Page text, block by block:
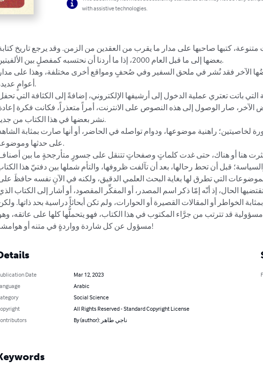
with assistive technologies.
كتبها صاحبها على مدار ما يقرب من العقدين من الزمن. وقد يرجع تاريخ
بعضها إلى ما قبل العام 2000، إذا ما أردنا أن نحتسبه كمفصلٍ بين
الآخر فقد نُشر في ملحق السفير وفي صُحفٍ ومواقع أخرى مختلفة، وهذا على مدار
أعوامٍ
باتت تعتري عملية الدخول إلى أرشيفها الإلكتروني، إضافةً إلى الكثافة التي
الآخر، صار الوصول إلى هذه النصوص على الانترنت، أمراً متعذراً، فكانت فكرة
نشر بعضها في هذا الكتاب من
راهنية موضوعها، ودوام تواصله في الحاضر، أو أنها صارت بمثابة
على حدثها
هنا أو هناك، حتى غدت كلماتٍ وصفحاتٍ تتنقل على جسورٍ متأرجحةٍ ما بين
قبل أن تحط رحالها، بعد أن تآلفت ظروفها، والتأم شملها بين دفتيّ هذا
التي تطرق لها بغاية البحث العلمي الدقيق، ولكنه في الآنِ نفسه حافظَ
الحال، إذ أنّه إمّا ذكر اسم المصدر، أو المفكِّر المقصود، أو أشار إلى الكتاب
الخواطر أو المقالات القصيرة أو الحوارات، ولم تكن أبحاثاً دراسية بحد ذاتها.
قد تترتب من جرَّاء المكتوب في هذا الكتاب، فهو يتحملُّها كلها على عاتقه،
مسؤول عن كل شاردة وواردةٍ في متنه أو هوامشه!
Date
Mar 12, 2023
Arabic
Social Science
All Rights Reserved - Standard Copyright License
By (author): ناجي طاهر